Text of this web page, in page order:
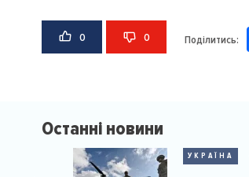
0 0 Поділитись:
Останні новини
УКРАЇНА